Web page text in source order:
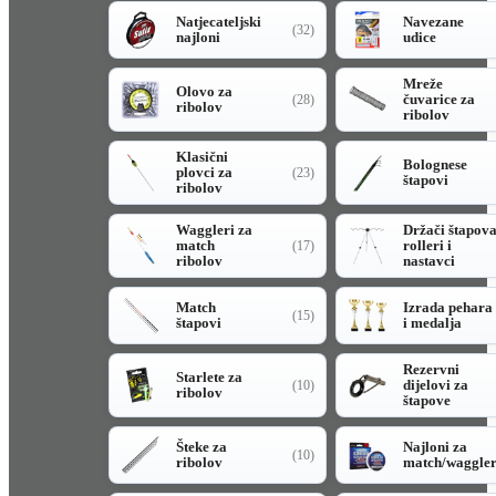
Natjecateljski
najloni
(32)
Navezane
udice
Olovo za
ribolov
(28)
Mreže
čuvarice za
ribolov
Klasični
plovci za
ribolov
(23)
Bolognese
štapovi
Waggleri za
match
ribolov
(17)
Držači štapova
rolleri i
nastavci
Match
štapovi
(15)
Izrada pehara
i medalja
Starlete za
ribolov
(10)
Rezervni
dijelovi za
štapove
Šteke za
ribolov
(10)
Najloni za
match/waggler